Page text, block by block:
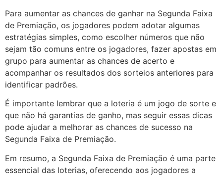
Para aumentar as chances de ganhar na Segunda Faixa
de Premiação, os jogadores podem adotar algumas
estratégias simples, como escolher números que não
sejam tão comuns entre os jogadores, fazer apostas em
grupo para aumentar as chances de acerto e
acompanhar os resultados dos sorteios anteriores para
identificar padrões.
É importante lembrar que a loteria é um jogo de sorte e
que não há garantias de ganho, mas seguir essas dicas
pode ajudar a melhorar as chances de sucesso na
Segunda Faixa de Premiação.
Em resumo, a Segunda Faixa de Premiação é uma parte
essencial das loterias, oferecendo aos jogadores a